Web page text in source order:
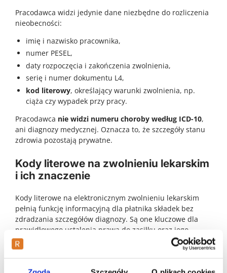
Pracodawca widzi jedynie dane niezbędne do rozliczenia
nieobecności:
imię i nazwisko pracownika,
numer PESEL,
daty rozpoczęcia i zakończenia zwolnienia,
serię i numer dokumentu L4,
kod literowy, określający warunki zwolnienia, np.
ciąża czy wypadek przy pracy.
Pracodawca nie widzi numeru choroby według ICD-10,
ani diagnozy medycznej. Oznacza to, że szczegóły stanu
zdrowia pozostają prywatne.
Kody literowe na zwolnieniu lekarskim
i ich znaczenie
Kody literowe na elektronicznym zwolnieniu lekarskim
pełnią funkcję informacyjną dla płatnika składek bez
zdradzania szczegółów diagnozy. Są one kluczowe dla
prawidłowego ustalenia prawa do zasiłku oraz jego
wysokości. Kod A oznacza niezdolność do pracy powstałą
po przerwie nieprzekraczającej 60 dni i spowodowaną tą